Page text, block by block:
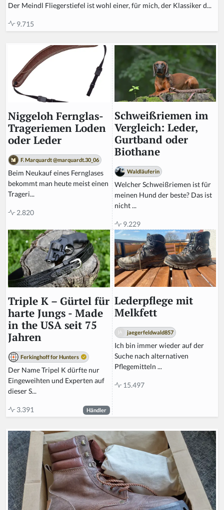
Der Meindl Fliegerstiefel ist wohl einer, für mich, der Klassiker d...
9.715
Niggeloh Fernglas-
Trageriemen Loden
oder Leder
F. Marquardt @marquardt.30_06
Beim Neukauf eines Fernglases
bekommt man heute meist einen
Trageri...
2.820
Schweißriemen im
Vergleich: Leder,
Gurtband oder
Biothane
Waldläuferin
Welcher Schweißriemen ist für
meinen Hund der beste? Das ist
nicht ...
9.229
Triple K – Gürtel für
harte Jungs - Made
in the USA seit 75
Jahren
Ferkinghoff for Hunters
Der Name Tripel K dürfte nur
Eingeweihten und Experten auf
dieser S...
3.391 Händler
Lederpflege mit
Melkfett
jaegerfeldwald857
Ich bin immer wieder auf der
Suche nach alternativen
Pflegemitteln ...
15.497